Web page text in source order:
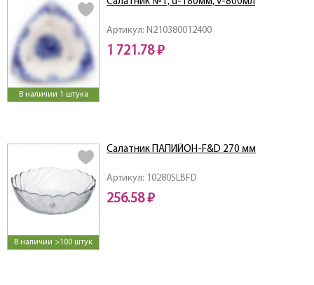
В наличии 1 штука
Артикул: N210380012400
1 721.78 ₽
В наличии >100 штук
Артикул: 10280SLBFD
Салатник ПАПИЙОН-F&D 270 мм
256.58 ₽